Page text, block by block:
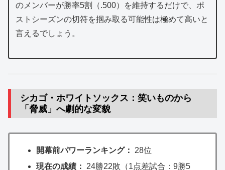
のメンバーが勝率5割（.500）を維持するだけで、ポ
ストシーズンの切符を掴み取る可能性は極めて高いと
言えるでしょう。
シカゴ・ホワイトソックス：笑いものから
「脅威」へ劇的な変貌
開幕前パワーランキング： 28位
現在の成績：
24勝22敗（1点差試合：9勝5